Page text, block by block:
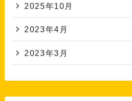
2025年10月
2023年4月
2023年3月